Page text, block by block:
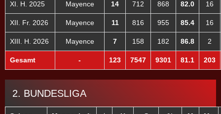
XI. H. 2025 Mayence 14 712 868 82.0 16
XII. Fr. 2026 Mayence 11 816 955 85.4 16
XIII. H. 2026 Mayence 7 158 182 86.8 2
Gesamt - 123 7547 9301 81.1 203
2. BUNDESLIGA